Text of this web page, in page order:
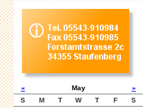
« May
»
S
M T W T F
S